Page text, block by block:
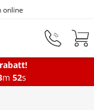
1872
m 51s